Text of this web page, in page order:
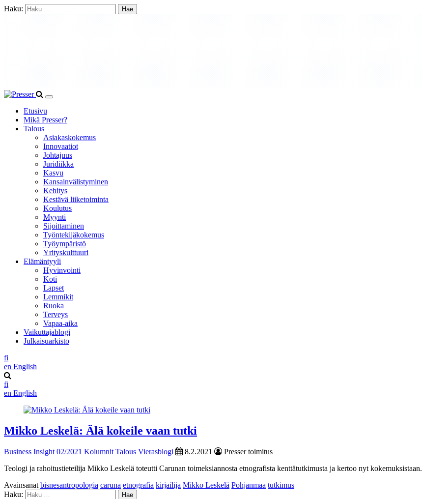
Haku:
Etusivu
Mikä Presser?
Talous
Asiakaskokemus
Innovaatiot
Johtajuus
Juridiikka
Kasvu
Kansainvälistyminen
Kehitys
Kestävä liiketoiminta
Koulutus
Myynti
Sijoittaminen
Työntekijäkokemus
Työympäristö
Yrityskulttuuri
Elämäntyyli
Hyvinvointi
Koti
Lapset
Lemmikit
Ruoka
Terveys
Vapaa-aika
Vaikuttajablogi
Julkaisuarkisto
fi
en English
fi
en English
Mikko Leskelä: Älä kokeile vaan tutki
Business Insight 02/2021 Kolumnit Talous Vierasblogi 8.2.2021
Presser toimitus
Teologi ja rahoitustieteilija Mikko Leskelä toteutti Carunan toimeksiannosta etnografista kenttätutkimusta ja kertoo nyt kokemuksistaan.
Avainsanat bisnesantropologia caruna etnografia kirjailija Mikko Leskelä Pohjanmaa tutkimus
Haku: